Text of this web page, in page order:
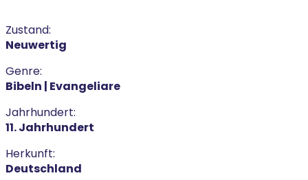
Zustand:
Neuwertig
Genre:
Bibeln | Evangeliare
Jahrhundert:
11. Jahrhundert
Herkunft:
Deutschland